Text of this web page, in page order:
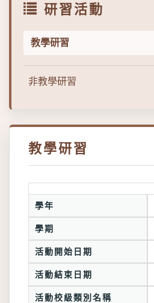
研習活動
教學研習
非教學研習
教學研習
學年
學期
活動開始日期
活動結束日期
活動校級類別名稱